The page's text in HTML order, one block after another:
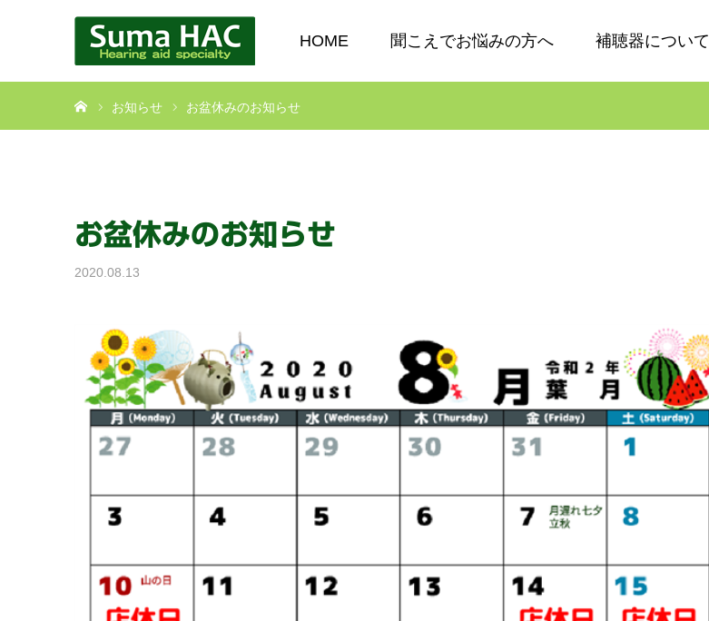
HOME 聞こえでお悩みの方へ 補聴器について
お知らせ お盆休みのお知らせ
お盆休みのお知らせ
2020.08.13